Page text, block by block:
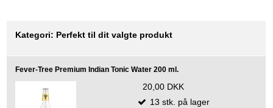
Kategori: Perfekt til dit valgte produkt
Fever-Tree Premium Indian Tonic Water 200 ml.
20,00 DKK
13 stk. på lager